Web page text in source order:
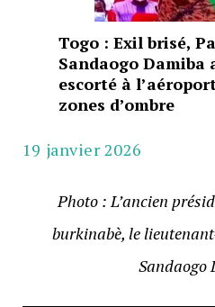
Togo : Exil brisé,
Sandaogo Damiba
escorté à
zones d’ombre
19 janvier 2026
Photo : L’ancien
burkinabè, le
Sandaogo